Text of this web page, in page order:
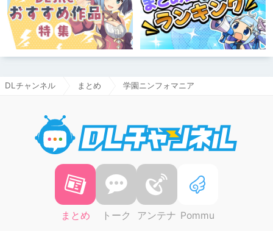
DLチャンネル まとめ 学園ニンフォマニア
まとめ トーク アンテナ Pommu